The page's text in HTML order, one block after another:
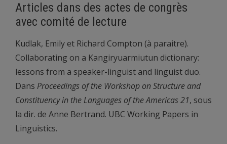
Articles dans des actes de congrès
avec comité de lecture
Kudlak, Emily et Richard Compton (à paraitre).
Collaborating on a Kangiryuarmiutun dictionary:
lessons from a speaker-linguist and linguist duo.
Dans Proceedings of the Workshop on Structure and
Constituency in the Languages of the Americas 21, sous
la dir. de Anne Bertrand. UBC Working Papers in
Linguistics.